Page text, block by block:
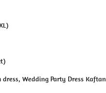
dress, Wedding Party Dress Kaftan